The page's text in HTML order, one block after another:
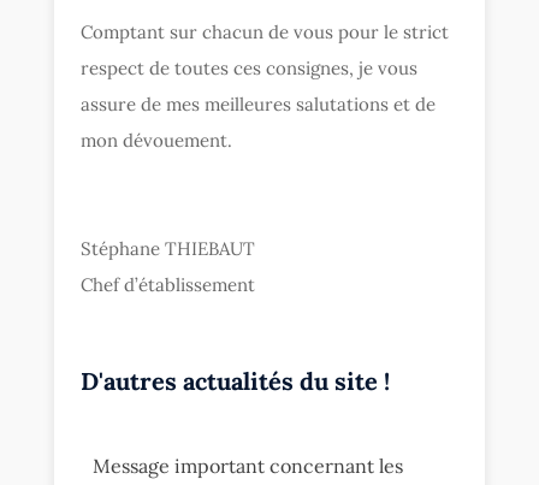
Comptant sur chacun de vous pour le strict
respect de toutes ces consignes, je vous
assure de mes meilleures salutations et de
mon dévouement.
Stéphane THIEBAUT
Chef d’établissement
D'autres actualités du site !
Message important concernant les